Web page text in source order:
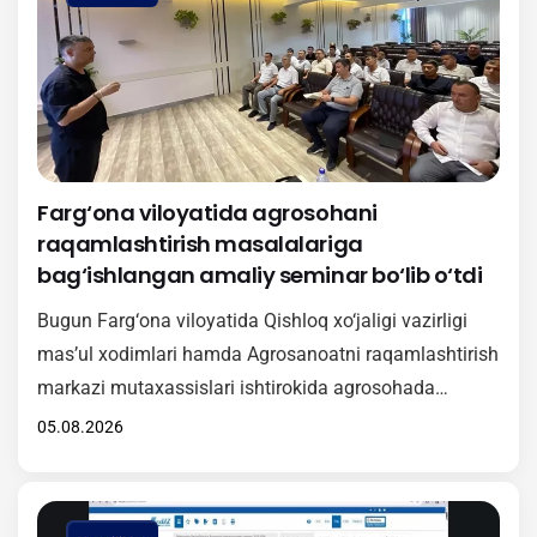
Farg‘ona viloyatida agrosohani
raqamlashtirish masalalariga
bag‘ishlangan amaliy seminar bo‘lib o‘tdi
Bugun Farg‘ona viloyatida Qishloq xo‘jaligi vazirligi
mas’ul xodimlari hamda Agrosanoatni raqamlashtirish
markazi mutaxassislari ishtirokida agrosohada
raqamli texnologiyalarni keng joriy etishga qaratilgan
hududlarda samarali tatbiq etish, undan foydalanish
05.08.2026